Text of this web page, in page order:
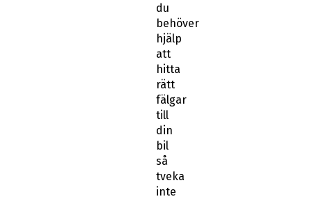
du
behöver
hjälp
att
hitta
rätt
fälgar
till
din
bil
så
tveka
inte